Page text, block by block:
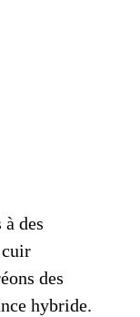
des
cuir
des
hybride.